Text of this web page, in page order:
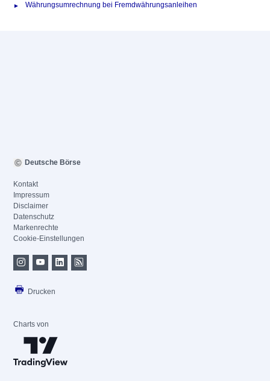
Währungsumrechnung bei Fremdwährungsanleihen
Deutsche Börse
Kontakt
Impressum
Disclaimer
Datenschutz
Markenrechte
Cookie-Einstellungen
Drucken
Charts von